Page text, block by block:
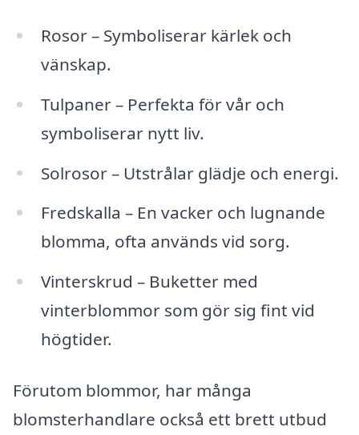
Rosor – Symboliserar kärlek och
vänskap.
Tulpaner – Perfekta för vår och
symboliserar nytt liv.
Solrosor – Utstrålar glädje och energi.
Fredskalla – En vacker och lugnande
blomma, ofta används vid sorg.
Vinterskrud – Buketter med
vinterblommor som gör sig fint vid
högtider.
Förutom blommor, har många
blomsterhandlare också ett brett utbud